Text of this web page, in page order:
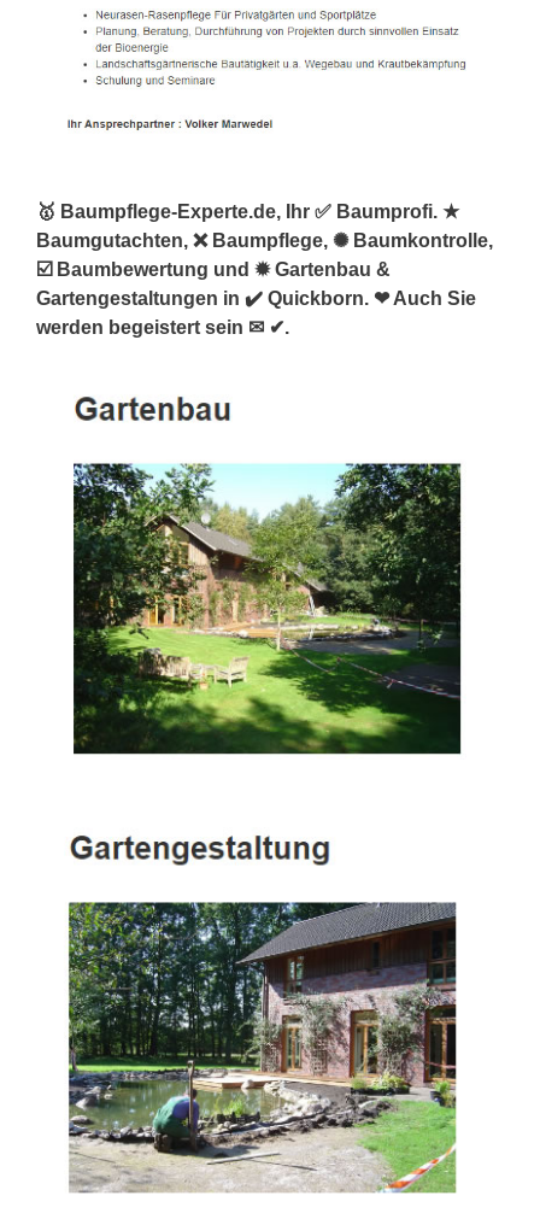
🥇 Baumpflege-Experte.de, Ihr ✅ Baumprofi. ★
Baumgutachten, ❌ Baumpflege, ✺ Baumkontrolle,
☑️ Baumbewertung und ✹ Gartenbau &
Gartengestaltungen in ✔️ Quickborn. ❤ Auch Sie
werden begeistert sein ✉ ✔.